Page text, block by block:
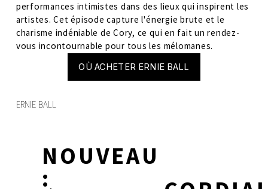
performances intimistes dans des lieux qui inspirent les
artistes. Cet épisode capture l'énergie brute et le
charisme indéniable de Cory, ce qui en fait un rendez-
vous incontournable pour tous les mélomanes.
OÙ ACHETER ERNIE BALL
ERNIE BALL
P
r
é
NOUVEAU
: